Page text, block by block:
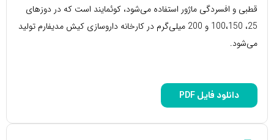
قطبی و افسردگی ماژور استفاده می‌شود، کوئمایند است که در دوزهای
25، 100،150 و 200 میلی‌گرم در کارخانه داروسازی کیش مدیفارم تولید
می‌شود.
دانلود فایل PDF